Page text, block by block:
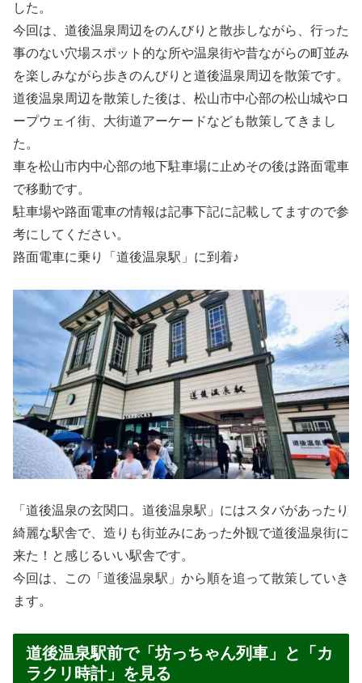
した。
今回は、道後温泉周辺をのんびりと散歩しながら、行った
事のない穴場スポット的な所や温泉街や昔ながらの町並み
を楽しみながら歩きのんびりと道後温泉周辺を散策です。
道後温泉周辺を散策した後は、松山市中心部の松山城やロ
ープウェイ街、大街道アーケードなども散策してきまし
た。
車を松山市内中心部の地下駐車場に止めその後は路面電車
で移動です。
駐車場や路面電車の情報は記事下記に記載してますので参
考にしてください。
路面電車に乗り「道後温泉駅」に到着♪
「道後温泉の玄関口。道後温泉駅」にはスタバがあったり
綺麗な駅舎で、造りも街並みにあった外観で道後温泉街に
来た！と感じるいい駅舎です。
今回は、この「道後温泉駅」から順を追って散策していき
ます。
道後温泉駅前で「坊っちゃん列車」と「カ
ラクリ時計」を見る